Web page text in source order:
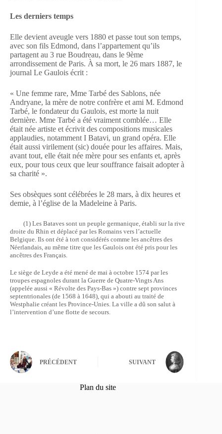
Les derniers temps
Elle devient aveugle vers 1880 et passe tout son temps,
avec son fils Edmond, dans l’appartement qu’ils
partagent au 3 rue Boudreau, dans le 9ème
arrondissement de Paris. À sa mort, le 26 mars 1887, le
journal Le Gaulois écrit :
« Une femme rare, Mme Tarbé des Sablons, née
Andryane, la mère de notre confrère et ami M. Edmond
Tarbé, le fondateur du Gaulois, est morte la nuit
dernière. Mme Tarbé a été vraiment comblée… Elle
était née artiste et écrivit des compositions musicales
applaudies, notamment I Batavi, un grand opéra. Elle
était aussi virilement (sic) douée pour les affaires. Mais,
avant tout, elle était née mère pour ses enfants et, après
eux, pour tous ceux que leur souffrance faisait adopter à
sa charité ».
Ses obsèques sont célébrées le 28 mars, à dix heures et
demie, à l’église de la Madeleine à Paris.
(1) Les Bataves sont un peuple germanique, établi sur la rive
droite du Rhin et déplacé par les Romains vers l’actuelle
Belgique. Ils ont été à tort considérés comme les ancêtres des
Néerlandais, au même titre que les Gaulois ont été pris pour les
ancêtres des Français.
Le siège de Leyde a été mené de mai à octobre 1574 par les
troupes espagnoles durant la Guerre de Quatre-Vingts Ans
(appelée aussi « Révolte des Pays-Bas ») contre sept provinces
septentrionales (de 1568 à 1648), qui a abouti au traité de
Westphalie créant les Province-Unies. La ville a dû son salut à
l’intervention d’une flotte de secours.
PRÉCÉDENT SUIVANT
Plan du site